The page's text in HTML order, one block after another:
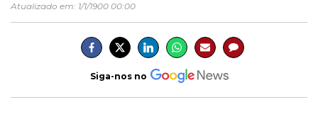
Atualizado em: 1/1/1900 00:00
Siga-nos no